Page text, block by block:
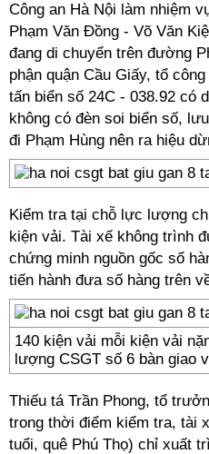
Công an Hà Nội làm nhiệm
Phạm Văn Đồng - Võ Văn
đang di chuyển trên đường
phận quận Cầu Giấy, tổ
tấn biển số 24C - 038.92 có
không có đèn soi biển số,
đi Phạm Hùng nên ra hiệu
Kiểm tra tại chỗ lực lượng
kiện vải. Tài xế không trình
chứng minh nguồn gốc số
tiến hành đưa số hàng trên
140 kiện vải mỗi kiện vải
lượng CSGT số 6 bàn giao
Thiếu tá Trần Phong, tổ
trong thời điểm kiểm tra, tài
tuổi, quê Phú Thọ) chỉ xuất